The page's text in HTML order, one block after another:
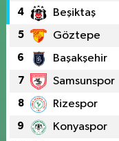
4 Beşiktaş
5 Göztepe
6 Başakşehir
7 Samsunspor
8 Rizespor
9 Konyaspor